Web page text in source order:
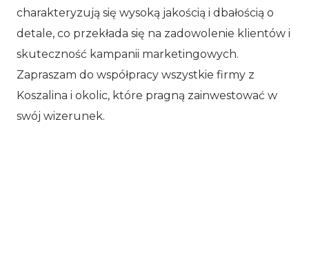
charakteryzują się wysoką jakością i dbałością o
detale, co przekłada się na zadowolenie klientów i
skuteczność kampanii marketingowych.
Zapraszam do współpracy wszystkie firmy z
Koszalina i okolic, które pragną zainwestować w
swój wizerunek.